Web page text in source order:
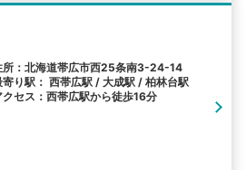
所：北海道帯広市西25条南3-24-14
寄り駅： 西帯広駅 / 大成駅 / 柏林台駅
クセス：西帯広駅から徒歩16分